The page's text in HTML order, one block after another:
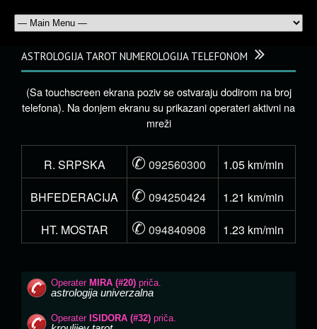
ASTROLOGIJA TAROT NUMEROLOGIJA TELEFONOM
(Sa touchscreen ekrana poziv se ostvaraju dodirom na broj
telefona). Na donjem ekranu su prikazani operateri aktivni na
mreži
R. SRPSKA ✆ 092560300
1.05 km/min
BHFEDERACIJA
✆ 094250424
1.21 km/min
HT. MOSTAR
✆ 094840908 1.23 km/min